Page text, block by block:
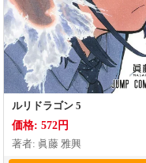
ルリドラゴン 5
価格: 572円
著者: 眞藤 雅興